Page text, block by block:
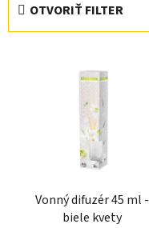
OTVORIŤ FILTER
Vonný difuzér 45 ml -
biele kvety